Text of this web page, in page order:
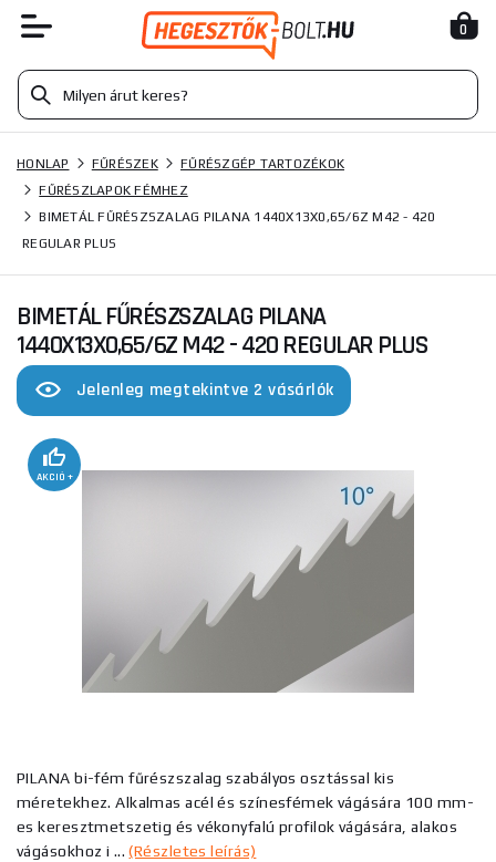
0
HONLAP FŰRÉSZEK
FŰRÉSZGÉP TARTOZÉKOK
FŰRÉSZLAPOK FÉMHEZ
BIMETÁL FŰRÉSZSZALAG PILANA 1440X13X0,65/6Z M42 - 420
REGULAR PLUS
BIMETÁL FŰRÉSZSZALAG PILANA
1440X13X0,65/6Z M42 - 420 REGULAR PLUS
Jelenleg megtekintve 2 vásárlók
AKCIÓ +
PILANA bi-fém fűrészszalag szabályos osztással kis
méretekhez. Alkalmas acél és színesfémek vágására 100 mm-
es keresztmetszetig és vékonyfalú profilok vágására, alakos
vágásokhoz i ...(Részletes leírás)